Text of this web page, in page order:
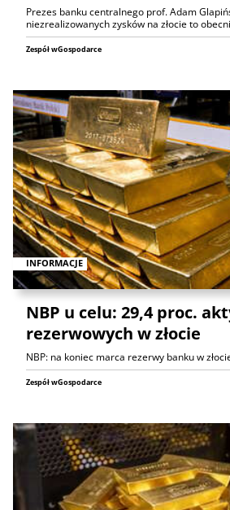
Prezes banku centralnego prof. Adam
niezrealizowanych zysków na złocie to
Zespół wGospodarce
INFORMACJE
NBP u celu: 29,4 proc.
rezerwowych w złocie
NBP: na koniec marca rezerwy banku w
Zespół wGospodarce